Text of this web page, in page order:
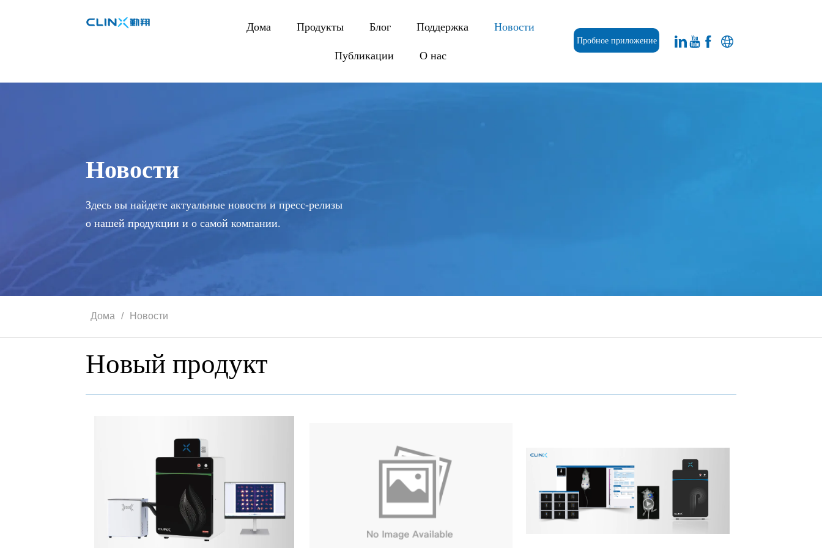
Дома Продукты Блог Поддержка Новости
Публикации О нас
Пробное приложение
Новости
Здесь вы найдете актуальные новости и пресс-релизы
о нашей продукции и о самой компании.
Дома / Новости
Новый продукт